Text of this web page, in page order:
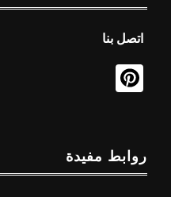
اتصل بنا
روابط مفيدة